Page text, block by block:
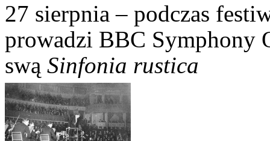
27 sierpnia – podczas
prowadzi BBC Symphony
swą Sinfonia rustica